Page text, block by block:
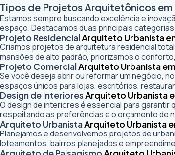
Tipos de Projetos Arquitetônicos em
Estamos sempre buscando excelência e
espaço. Destacamos duas principais
Projeto ResidencialArquiteto Urbanista
Criamos projetos de arquitetura residencial
mansões de alto padrão, priorizamos o
Projeto ComercialArquiteto Urbanista
Se você deseja abrir ou reformar um negócio,
espaços únicos para lojas, escritórios,
Design de InterioresArquiteto Urbanista
O design de interiores é essencial para garantir
respeitando as preferências e o orçamento de
Arquiteto UrbanistaArquiteto Urbanista
Planejamos e desenvolvemos projetos de
loteamentos, bairros planejados e
Arquiteto de PaisagismoArquiteto